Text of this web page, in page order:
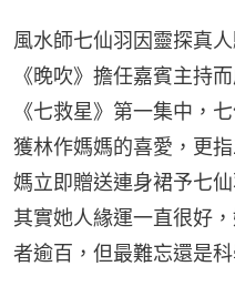
風水師七仙羽因靈探真
《晚吹》擔任嘉賓主持
《七救星》第一集中，
獲林作媽媽的喜愛，更
媽立即贈送連身裙予七
其實她人緣運一直很好
者逾百，但最難忘還是科